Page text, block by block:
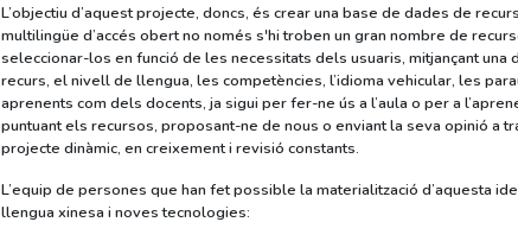
L’objectiu d’aquest projecte, doncs, és crear una base de dades de
multilingüe d’accés obert no només s'hi troben un gran nombre de
seleccionar-los en funció de les necessitats dels usuaris, mitjançant
recurs, el nivell de llengua, les competències, l’idioma vehicular, les
aprenents com dels docents, ja sigui per fer-ne ús a l’aula o per a
puntuant els recursos, proposant-ne de nous o enviant la seva opinió a
projecte dinàmic, en creixement i revisió constants.
L’equip de persones que han fet possible la materialització d’aquesta
llengua xinesa i noves tecnologies: